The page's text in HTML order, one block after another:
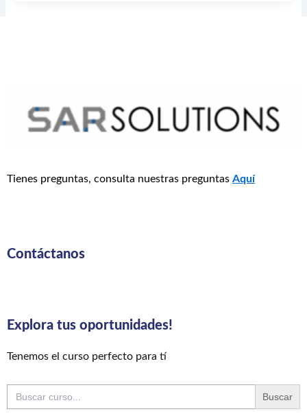
Tienes preguntas, consulta nuestras preguntas Aquí
Contáctanos
Explora tus oportunidades!
Tenemos el curso perfecto para tí
Buscar: